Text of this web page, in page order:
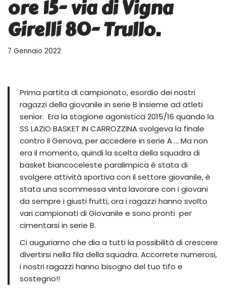
ore 15- via di Vigna
Girelli 80- Trullo.
7 Gennaio 2022
Prima partita di campionato, esordio dei nostri
ragazzi della giovanile in serie B insieme ad atleti
senior. Era la stagione agonistica 2015/16 quando la
SS LAZIO BASKET IN CARROZZINA svolgeva la finale
contro il Genova, per accedere in serie A … Ma non
era il momento, quindi la scelta della squadra di
basket biancoceleste paralimpica è stata di
svolgere attività sportiva con il settore giovanile, è
stata una scommessa vinta lavorare con i giovani
da sempre i giusti frutti, ora i ragazzi hanno svolto
vari campionati di Giovanile e sono pronti per
cimentarsi in serie B.
Ci auguriamo che dia a tutti la possibilità di crescere
divertirsi nella fila della squadra. Accorrete numerosi,
i nostri ragazzi hanno bisogno del tuo tifo e
sostegno!!